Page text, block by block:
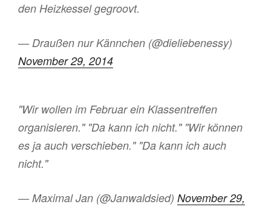
den Heizkessel gegroovt.
— Draußen nur Kännchen (@dieliebenessy)
November 29, 2014
"Wir wollen im Februar ein Klassentreffen
organisieren." "Da kann ich nicht." "Wir können
es ja auch verschieben." "Da kann ich auch
nicht."
— Maximal Jan (@Janwaldsied) November 29,